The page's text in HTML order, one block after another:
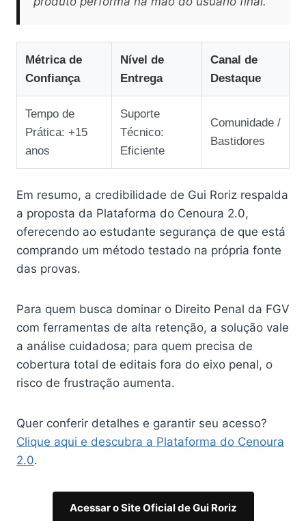
Métrica de
Confiança
Nível de
Entrega
Canal de
Destaque
Tempo de
Prática: +15
anos
Suporte
Técnico:
Eficiente
Comunidade /
Bastidores
Em resumo, a credibilidade de Gui Roriz respalda
a proposta da Plataforma do Cenoura 2.0,
oferecendo ao estudante segurança de que está
comprando um método testado na própria fonte
das provas.
Para quem busca dominar o Direito Penal da FGV
com ferramentas de alta retenção, a solução vale
a análise cuidadosa; para quem precisa de
cobertura total de editais fora do eixo penal, o
risco de frustração aumenta.
Quer conferir detalhes e garantir seu acesso?
Clique aqui e descubra a Plataforma do Cenoura
2.0.
Acessar o Site Oficial de Gui Roriz